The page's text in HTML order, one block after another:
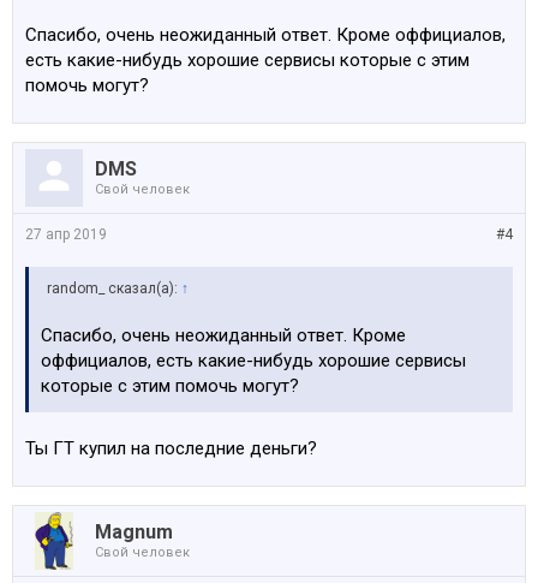
Спасибо, очень неожиданный ответ. Кроме оффициалов,
есть какие-нибудь хорошие сервисы которые с этим
помочь могут?
DMS
Свой человек
#4
27 апр 2019
random_ сказал(а): ↑
Спасибо, очень неожиданный ответ. Кроме
оффициалов, есть какие-нибудь хорошие сервисы
которые с этим помочь могут?
Ты ГТ купил на последние деньги?
Magnum
Свой человек